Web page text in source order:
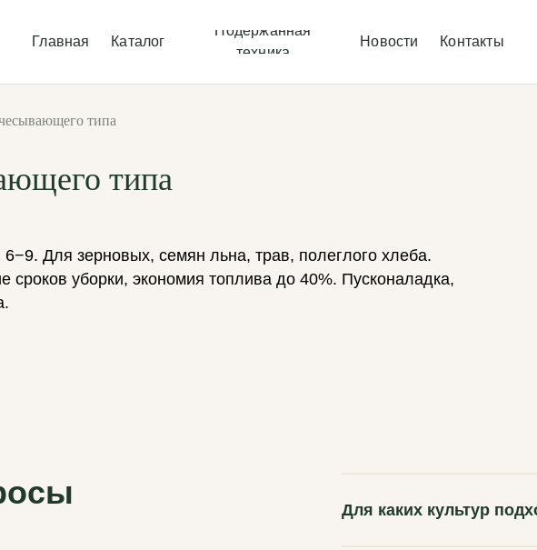
Контакты
Новости
Подержанная
техника
Каталог
Главная
типа
типа
Для зерновых, семян льна, трав, полеглого хлеба.
уборки, экономия топлива до 40%. Пусконаладка,
Для каких культур